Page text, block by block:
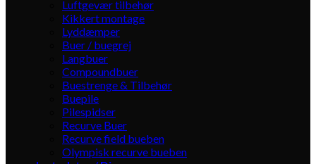
Luftgevær tilbehør
Kikkert montage
Lyddæmper
Buer / buegrej
Langbuer
Compoundbuer
Buestrenge & Tilbehør
Buepile
Pilespidser
Recurve Buer
Recurve field bueben
Olympisk recurve bueben